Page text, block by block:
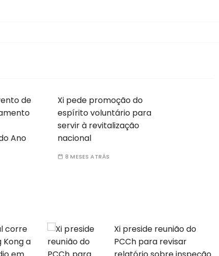
de
Ano
Xi pede promoção do
espírito voluntário para
servir à revitalização
nacional
8 MESES ATRÁS
corre
Kong a
Xi preside reunião do
PCCh para revisar